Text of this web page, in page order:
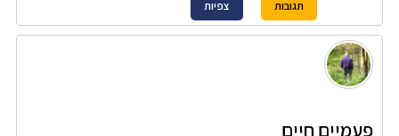
תגובות
צפיות
פעמיים חיים